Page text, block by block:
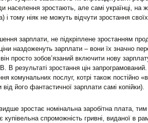
населення зростають, але самі українці, на
і тому ніяк не можуть відчути зростання
зарплати, не підкріплене зростанням
наздоженуть зарплати – вони їх значно
просто зобов’язаний включити нову
В результаті зростання цін
комунальних послуг, котрі також постійно
його фантастичної зарплати самі копійки).
зростає номінальна заробітна плата,
спроможність гривні, виданої в